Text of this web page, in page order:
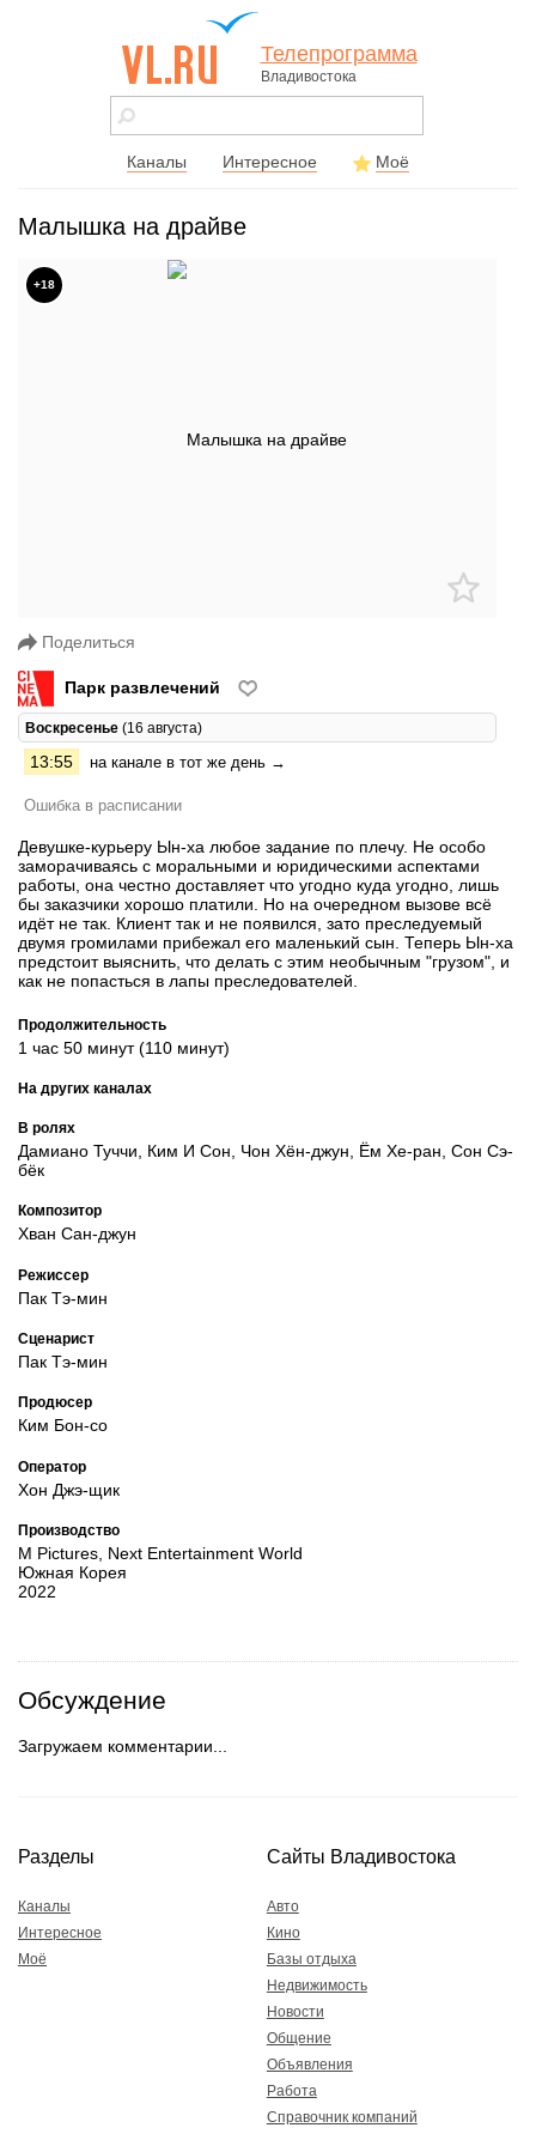
vl.ru - сайт
города
Телепрограмма
Владивостока
Каналы Интересное Моё
Малышка на драйве
+18
Поделиться
Парк развлечений
Воскресенье (16 августа)
13:55 на канале в тот же день →
Ошибка в расписании
Девушке-курьеру Ын-ха любое задание по плечу. Не особо
заморачиваясь с моральными и юридическими аспектами
работы, она честно доставляет что угодно куда угодно, лишь
бы заказчики хорошо платили. Но на очередном вызове всё
идёт не так. Клиент так и не появился, зато преследуемый
двумя громилами прибежал его маленький сын. Теперь Ын-ха
предстоит выяснить, что делать с этим необычным "грузом", и
как не попасться в лапы преследователей.
Продолжительность
1 час 50 минут (110 минут)
На других каналах
В ролях
Дамиано Туччи, Ким И Сон, Чон Хён-джун, Ём Хе-ран, Сон Сэ-
бёк
Композитор
Хван Сан-джун
Режиссер
Пак Тэ-мин
Сценарист
Пак Тэ-мин
Продюсер
Ким Бон-со
Оператор
Хон Джэ-щик
Производство
M Pictures, Next Entertainment World
Южная Корея
2022
Обсуждение
Загружаем комментарии...
Разделы
Каналы
Интересное
Моё
Сайты Владивостока
Авто
Кино
Базы отдыха
Недвижимость
Новости
Общение
Объявления
Работа
Справочник компаний